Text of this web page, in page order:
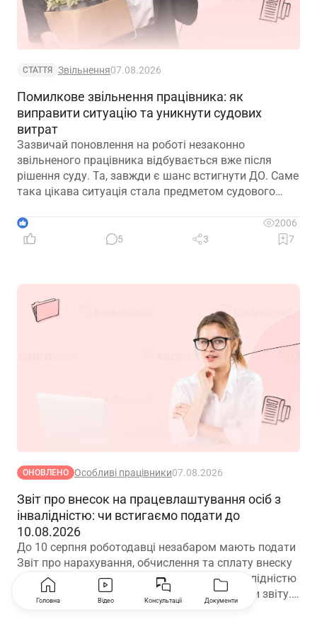
СТАТТЯ Звільнення07.08.2026
Помилкове звільнення працівника: як
виправити ситуацію та уникнути судових
витрат
Зазвичай поновлення на роботі незаконно
звільненого працівника відбувається вже після
рішення суду. Та, завжди є шанс встигнути ДО. Саме
така цікава ситуація стала предметом судового
скасував помилково виданий наказ про звільнення.
Розберемо її докладно
1
2006
5
3 7
ОНОВЛЕНО Особливі працівники07.08.2026
Звіт про внесок на працевлаштування осіб з
інвалідністю: чи встигаємо подати до
10.08.2026
До 10 серпня роботодавці незабаром мають подати
Звіт про нарахування, обчислення та сплату внеску
на підтримку працевлаштування осіб з інвалідністю
ІІ квартал. ДПС доопрацювала проєкт форми звіту.
Головна Відео Консультації Документи